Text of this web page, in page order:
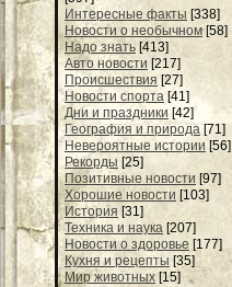
Интересные факты [338]
Новости о необычном [58]
Надо знать [413]
Авто новости [217]
Происшествия [27]
Новости спорта [41]
Дни и праздники [42]
География и природа [71]
Невероятные истории [56]
Рекорды [25]
Позитивные новости [97]
Хорошие новости [103]
История [31]
Техника и наука [207]
Новости о здоровье [177]
Кухня и рецепты [35]
Мир животных [15]